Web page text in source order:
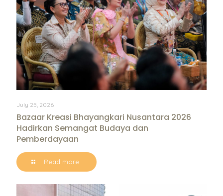
July 25, 2026
Bazaar Kreasi Bhayangkari Nusantara 2026
Hadirkan Semangat Budaya dan
Pemberdayaan
Read more